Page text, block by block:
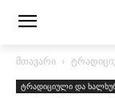
მთავარი
ტრადიციული და